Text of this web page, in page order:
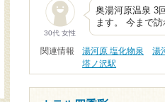
30代 女性
奥湯河原温泉 3
ます。 今まで
関連情報 湯河原 塩化物泉 湯
塔ノ沢駅